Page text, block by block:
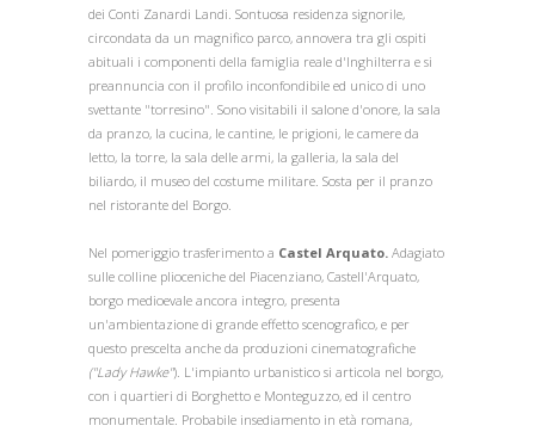
dei Conti Zanardi Landi. Sontuosa residenza signorile,
circondata da un magnifico parco, annovera tra gli ospiti
abituali i componenti della famiglia reale d'Inghilterra e si
preannuncia con il profilo inconfondibile ed unico di uno
svettante "torresino". Sono visitabili il salone d'onore, la sala
da pranzo, la cucina, le cantine, le prigioni, le camere da
letto, la torre, la sala delle armi, la galleria, la sala del
biliardo, il museo del costume militare. Sosta per il pranzo
nel ristorante del Borgo.
Nel pomeriggio trasferimento a Castel Arquato. Adagiato
sulle colline plioceniche del Piacenziano, Castell'Arquato,
borgo medioevale ancora integro, presenta
un'ambientazione di grande effetto scenografico, e per
questo prescelta anche da produzioni cinematografiche
("Lady Hawke"). L'impianto urbanistico si articola nel borgo,
con i quartieri di Borghetto e Monteguzzo, ed il centro
monumentale. Probabile insediamento in età romana,